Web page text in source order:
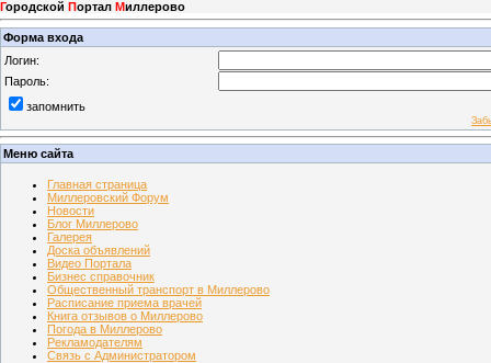
Городской Портал Миллерово
Форма входа
Логин:
Пароль:
запомнить
Меню сайта
Главная страница
Миллеровский Форум
Новости
Блог Миллерово
Галерея
Доска объявлений
Видео Портала
Бизнес справочник
Общественный транспорт в Миллерово
Расписание приема врачей
Книга отзывов о Миллерово
Погода в Миллерово
Рекламодателям
Связь с Администратором